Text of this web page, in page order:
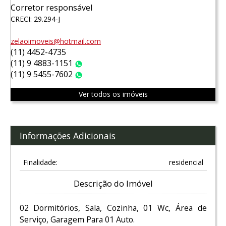
Corretor responsável
CRECI: 29.294-J
zelaoimoveis@hotmail.com
(11) 4452-4735
(11) 9 4883-1151
(11) 9 5455-7602
Ver todos os imóveis
Informações Adicionais
Finalidade: residencial
Descrição do Imóvel
02 Dormitórios, Sala, Cozinha, 01 Wc, Área de
Serviço, Garagem Para 01 Auto.